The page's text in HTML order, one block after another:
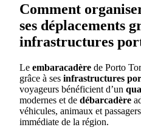
Comment
ses déplacements
infrastructures
Le embaracadère de Porto
grâce à ses infrastructures
voyageurs bénéficient d’un
modernes et de débarcadère
véhicules, animaux et
immédiate de la région.